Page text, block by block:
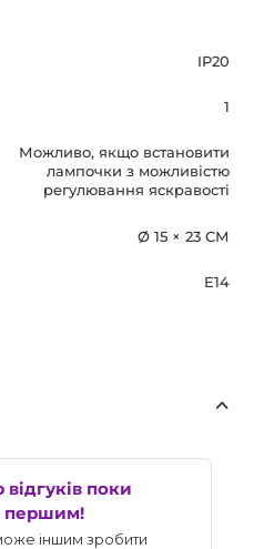
IP20
1
Можливо, якщо встановити
лампочки з можливістю
регулювання яскравості
Ø 15 × 23 СМ
E14
поки
першим!
іншим зробити